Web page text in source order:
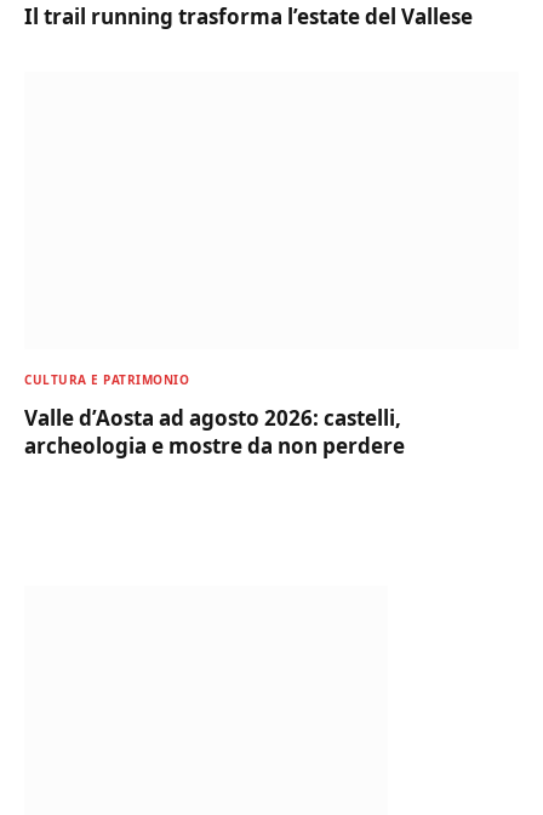
Il trail running trasforma l’estate del Vallese
CULTURA E PATRIMONIO
Valle d’Aosta ad agosto 2026: castelli,
archeologia e mostre da non perdere